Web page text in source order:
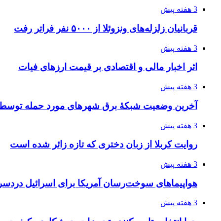
3 هفته پیش
قربانیان زلزله‌های ونزوئلا از ۵۰۰۰ نفر فراتر رفت
3 هفته پیش
اثر اخبار مالی و اقتصادی بر قیمت ارزهای فیات
3 هفته پیش
آخرین وضعیت شبکۀ برق شهرهای مورد حمله
3 هفته پیش
روایت کربلا از زبان دختری که تازه زائر شده است
3 هفته پیش
هواپیماهای سوخت‌رسان آمریکا برای اسرائیل
3 هفته پیش